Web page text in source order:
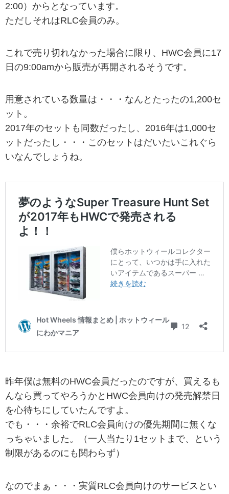
2:00）からとなっています。
ただしそれはRLC会員のみ。
これで売り切れなかった場合に限り、HWC会員に17
日の9:00amから販売が再開されるそうです。
用意されている数量は・・・なんとたったの1,200セ
ット。
2017年のセットも同数だったし、2016年は1,000セ
ットだったし・・・このセットはだいたいこれぐら
いなんでしょうね。
昨年僕は無料のHWC会員だったのですが、買えるも
んなら買ってやろうかとHWC会員向けの発売解禁日
を心待ちにしていたんですよ。
でも・・・余裕でRLC会員向けの優先期間に無くな
っちゃいました。（一人当たり1セットまで、という
制限があるのにも関わらず）
なのでまぁ・・・実質RLC会員向けのサービスとい